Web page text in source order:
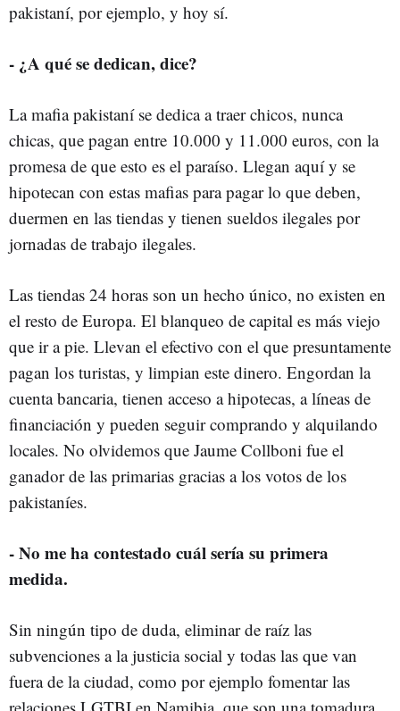
pakistaní, por ejemplo, y hoy sí.
- ¿A qué se dedican, dice?
La mafia pakistaní se dedica a traer chicos, nunca
chicas, que pagan entre 10.000 y 11.000 euros, con la
promesa de que esto es el paraíso. Llegan aquí y se
hipotecan con estas mafias para pagar lo que deben,
duermen en las tiendas y tienen sueldos ilegales por
jornadas de trabajo ilegales.
Las tiendas 24 horas son un hecho único, no existen en
el resto de Europa. El blanqueo de capital es más viejo
que ir a pie. Llevan el efectivo con el que presuntamente
pagan los turistas, y limpian este dinero. Engordan la
cuenta bancaria, tienen acceso a hipotecas, a líneas de
financiación y pueden seguir comprando y alquilando
locales. No olvidemos que Jaume Collboni fue el
ganador de las primarias gracias a los votos de los
pakistaníes.
- No me ha contestado cuál sería su primera
medida.
Sin ningún tipo de duda, eliminar de raíz las
subvenciones a la justicia social y todas las que van
fuera de la ciudad, como por ejemplo fomentar las